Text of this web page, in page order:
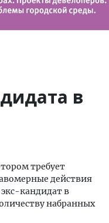
в
требует
действия
кандидат в
набранных